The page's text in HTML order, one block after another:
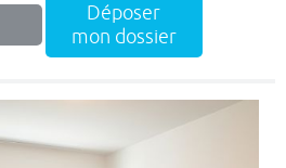
Déposer
mon dossier